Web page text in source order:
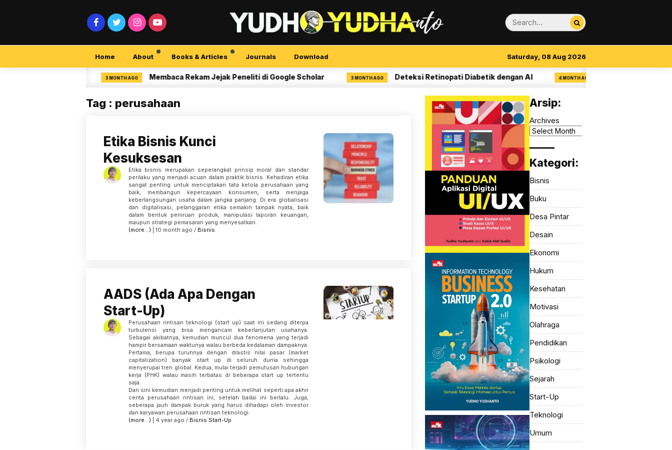
Home About Books & Articles Journals Download Saturday, 08 Aug 2026
3 MONTH AGO Membaca Rekam Jejak Peneliti di Google Scholar 3 MONTH AGO Deteksi Retinopati Diabetik dengan AI 4 MONTH AGO 14 Aturan Visual Clarity
Tag : perusahaan
Etika Bisnis Kunci
Kesuksesan
Etika bisnis merupakan seperangkat prinsip moral dan standar
perilaku yang menjadi acuan dalam praktik bisnis. Kehadiran etika
sangat penting untuk menciptakan tata kelola perusahaan yang
baik, membangun kepercayaan konsumen, serta menjaga
keberlangsungan usaha dalam jangka panjang. Di era globalisasi
dan digitalisasi, pelanggaran etika semakin tampak nyata, baik
dalam bentuk peniruan produk, manipulasi laporan keuangan,
maupun strategi pemasaran yang menyesatkan.
(more…) | 10 month ago / Bisnis
AADS (Ada Apa Dengan
Start-Up)
Perusahaan rintisan teknologi (start up) saat ini sedang diterpa
turbulensi yang bisa mengancam keberlanjutan usahanya.
Sebagai akibatnya, kemudian muncul dua fenomena yang terjadi
hampir bersamaan waktunya walau berbeda kedalaman dampaknya.
Pertama, berupa turunnya dengan drastis nilai pasar (market
capitalization) banyak start up di seluruh dunia sehingga
menyerupai tren global. Kedua, mulai terjadi pemutusan hubungan
kerja (PHK) walau masih terbatas di beberapa start up tertentu
saja.
Dari sini kemudian menjadi penting untuk melihat seperti apa akhir
cerita perusahaan rintisan ini, setelah badai ini berlalu. Juga,
seberapa jauh dampak buruk yang harus dihadapi oleh investor
dan karyawan perusahaan rintisan teknologi.
(more…) | 4 year ago / Bisnis Start-Up
Arsip:
Archives
Kategori:
Bisnis
Buku
Desa Pintar
Desain
Ekonomi
Hukum
Kesehatan
Motivasi
Olahraga
Pendidikan
Psikologi
Sejarah
Start-Up
Teknologi
Umum